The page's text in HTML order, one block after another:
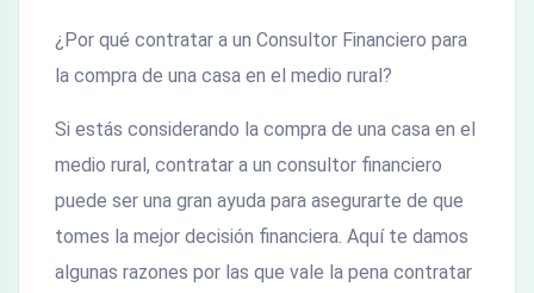
¿Por qué contratar a un Consultor Financiero para
la compra de una casa en el medio rural?
Si estás considerando la compra de una casa en el
medio rural, contratar a un consultor financiero
puede ser una gran ayuda para asegurarte de que
tomes la mejor decisión financiera. Aquí te damos
algunas razones por las que vale la pena contratar